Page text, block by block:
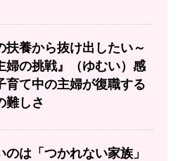
扶養から抜け出したい～
婦の挑戦』（ゆむい）感
育て中の主婦が復職する
難しさ
のは「つかれない家族」